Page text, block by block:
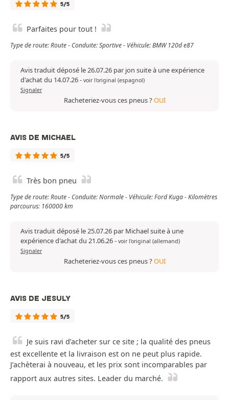
5/5
Parfaites pour tout !
Type de route: Route - Conduite: Sportive - Véhicule: BMW 120d e87
Avis traduit déposé le 26.07.26 par jon suite à une expérience
d'achat du 14.07.26- voir l'original (espagnol)
Signaler
Racheteriez-vous ces pneus ?OUI
AVIS DE MICHAEL
5/5
Très bon pneu
Type de route: Route - Conduite: Normale - Véhicule: Ford Kuga - Kilomètres
parcourus: 160000 km
Avis traduit déposé le 25.07.26 par Michael suite à une
expérience d'achat du 21.06.26- voir l'original (allemand)
Signaler
Racheteriez-vous ces pneus ?OUI
AVIS DE JESULY
5/5
Je suis ravi d’acheter sur ce site ; la qualité des pneus
est excellente et la livraison est on ne peut plus rapide.
J’achèterai à nouveau, et les prix sont incomparables par
rapport aux autres sites. Leader du marché.